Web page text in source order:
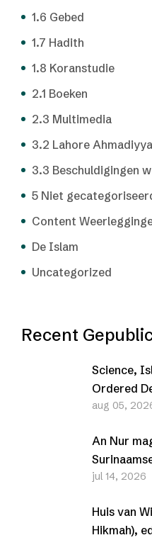
1.6 Gebed
1.7 Hadith
1.8 Koranstudie
2.1 Boeken
2.3 Multimedia
3.2 Lahore Ahmadiyya
3.3 Beschuldigingen
5 Niet
Content
De Islam
Uncategorized
Recent
Science,
Ordered
aug 05,
An Nur
Vereniging
jul 14, 2026
Huis van
Hikmah),